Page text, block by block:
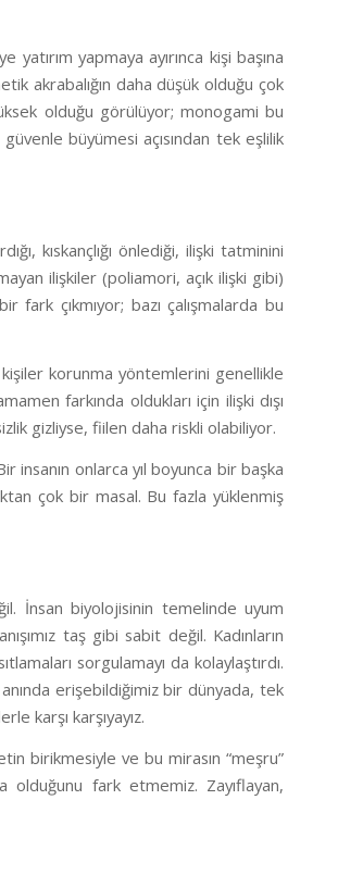
yapmaya ayırınca kişi başına
akrabalığın daha düşük olduğu çok
olduğu görülüyor; monogami bu
büyümesi açısından tek eşlilik
kıskançlığı önlediği, ilişki tatminini
ilişkiler (poliamori, açık ilişki gibi)
fark çıkmıyor; bazı çalışmalarda bu
korunma yöntemlerini genellikle
farkında oldukları için ilişki dışı
gizliyse, fiilen daha riskli olabiliyor.
insanın onlarca yıl boyunca bir başka
çok bir masal. Bu fazla yüklenmiş
İnsan biyolojisinin temelinde uyum
taş gibi sabit değil. Kadınların
sorgulamayı da kolaylaştırdı.
anında erişebildiğimiz bir dünyada, tek
karşı karşıyayız.
birikmesiyle ve bu mirasın “meşru”
olduğunu fark etmemiz. Zayıflayan,